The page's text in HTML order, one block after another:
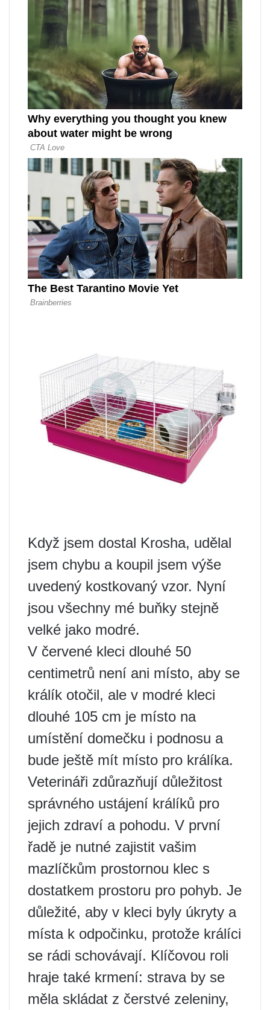
Když jsem dostal Krosha, udělal
jsem chybu a koupil jsem výše
uvedený kostkovaný vzor. Nyní
jsou všechny mé buňky stejně
velké jako modré.
V červené kleci dlouhé 50
centimetrů není ani místo, aby se
králík otočil, ale v modré kleci
dlouhé 105 cm je místo na
umístění domečku i podnosu a
bude ještě mít místo pro králíka.
Veterináři zdůrazňují důležitost
správného ustájení králíků pro
jejich zdraví a pohodu. V první
řadě je nutné zajistit vašim
mazlíčkům prostornou klec s
dostatkem prostoru pro pohyb. Je
důležité, aby v kleci byly úkryty a
místa k odpočinku, protože králíci
se rádi schovávají. Klíčovou roli
hraje také krmení: strava by se
měla skládat z čerstvé zeleniny,